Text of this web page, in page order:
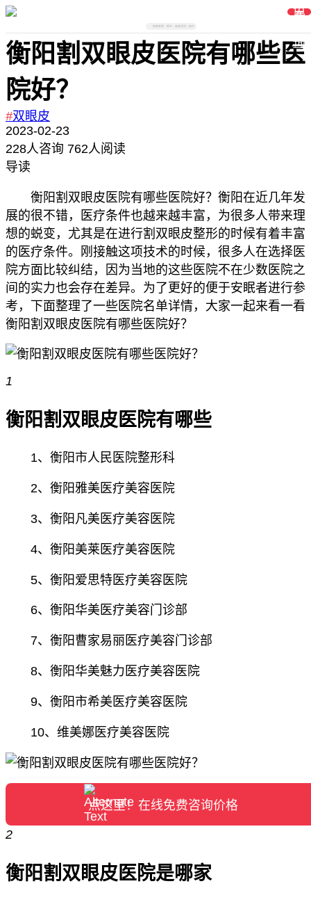
搜索医院、医生、美容项目、部位
衡阳割双眼皮医院有哪些医
院好？
#双眼皮
2023-02-23
免
费
线
咨
询
228人咨询 762人阅读
导读
衡阳割双眼皮医院有哪些医院好？衡阳在近几年发
展的很不错，医疗条件也越来越丰富，为很多人带来理
想的蜕变，尤其是在进行割双眼皮整形的时候有着丰富
的医疗条件。刚接触这项技术的时候，很多人在选择医
院方面比较纠结，因为当地的这些医院不在少数医院之
间的实力也会存在差异。为了更好的便于安眠者进行参
考，下面整理了一些医院名单详情，大家一起来看一看
衡阳割双眼皮医院有哪些医院好？
1
衡阳割双眼皮医院有哪些
1、衡阳市人民医院整形科
2、衡阳雅美医疗美容医院
3、衡阳凡美医疗美容医院
4、衡阳美莱医疗美容医院
5、衡阳爱思特医疗美容医院
6、衡阳华美医疗美容门诊部
7、衡阳曹家易丽医疗美容门诊部
8、衡阳华美魅力医疗美容医院
9、衡阳市希美医疗美容医院
10、维美娜医疗美容医院
点这里！在线免费咨询价格
2
衡阳割双眼皮医院是哪家